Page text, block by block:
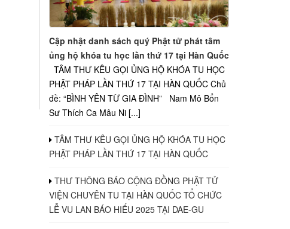
Cập nhật danh sách quý Phật tử phát tâm
ủng hộ khóa tu học lần thứ 17 tại Hàn Quốc
TÂM THƯ KÊU GỌI ỦNG HỘ KHÓA TU HỌC
PHẬT PHÁP LẦN THỨ 17 TẠI HÀN QUỐC Chủ
đề: “BÌNH YÊN TỪ GIA ĐÌNH” Nam Mô Bổn
Sư Thích Ca Mâu Ni [...]
TÂM THƯ KÊU GỌI ỦNG HỘ KHÓA TU HỌC
PHẬT PHÁP LẦN THỨ 17 TẠI HÀN QUỐC
THƯ THÔNG BÁO CỘNG ĐỒNG PHẬT TỬ
VIỆN CHUYÊN TU TẠI HÀN QUỐC TỔ CHỨC
LỄ VU LAN BÁO HIẾU 2025 TẠI DAE-GU